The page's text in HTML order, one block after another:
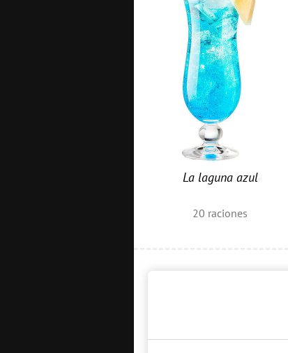
La laguna azul
20 raciones